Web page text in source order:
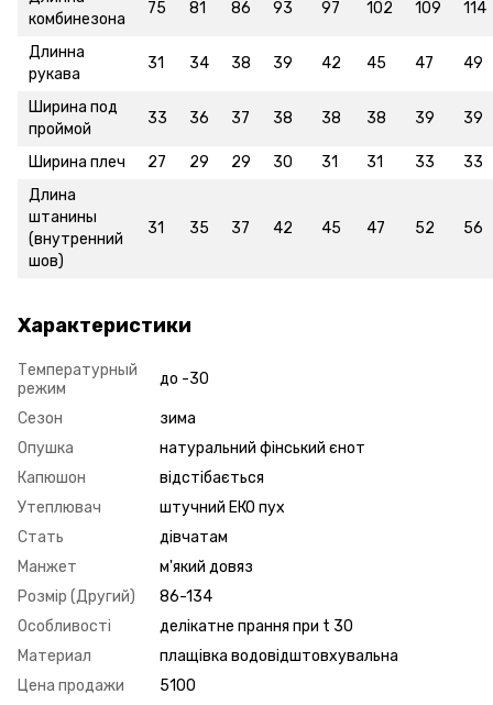
комбинезона
75 81 86 93 97 102 109 114
Длинна
рукава
31 34 38 39 42 45 47 49
Ширина под
проймой
33 36 37 38 38 38 39 39
Ширина плеч 27 29 29 30 31 31 33
33
Длина
штанины
(внутренний
шов)
31 35 37 42 45 47 52 56
Характеристики
Температурный
режим
до -30
Сезон
зима
Опушка
натуральний фінський єнот
Капюшон
відстібається
Утеплювач
штучний ЕКО пух
Стать
дівчатам
Манжет
м'який довяз
Розмір (Другий)
86-134
Особливості
делікатне прання при t 30
Материал
плащівка водовідштовхувальна
Цена продажи
5100